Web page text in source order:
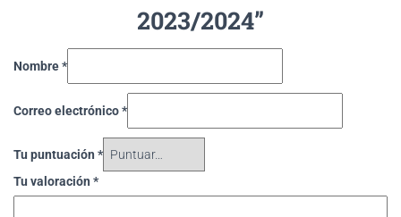
2023/2024”
Nombre*
Correo electrónico*
Tu puntuación *
Tu valoración *